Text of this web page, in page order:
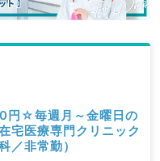
円☆毎週月～金曜日の
宅医療専門クリニック
／非常勤）